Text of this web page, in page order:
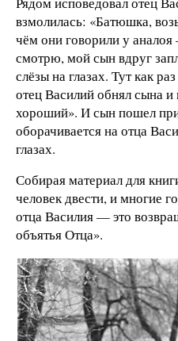
взмолилась: «Батюшка,
чём они говорили у
смотрю, мой сын вдруг
слёзы на глазах. Тут как
отец Василий обнял сына
хороший». И сын пошел
оборачивается на отца
глазах.
Собирая материал для
человек двести, и многие
отца Василия — это
объятья Отца».